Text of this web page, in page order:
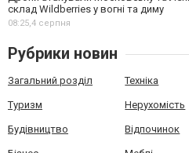
склад Wildberries у вогні та диму
08:25,4 серпня
Рубрики новин
Загальний розділ Техніка
Туризм Нерухомість
Будівництво Відпочинок